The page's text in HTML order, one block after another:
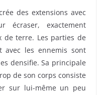
des extensions avec
écraser, exactement
de terre. Les parties de
avec les ennemis sont
densifie. Sa principale
de son corps consiste
sur lui-même un peu